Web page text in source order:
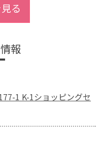
る
報
1 K-1ショッピングセ